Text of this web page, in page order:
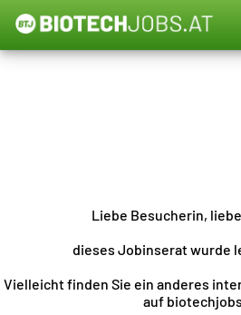
Liebe Besucherin,
dieses Jobinserat wurde
Vielleicht finden Sie ein anderes
auf